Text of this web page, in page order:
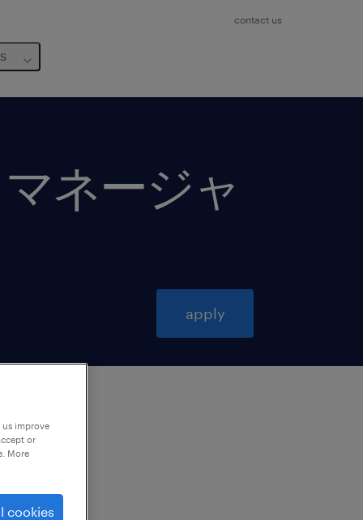
contact us
ネージャ
apply
improve
or
More
cookies